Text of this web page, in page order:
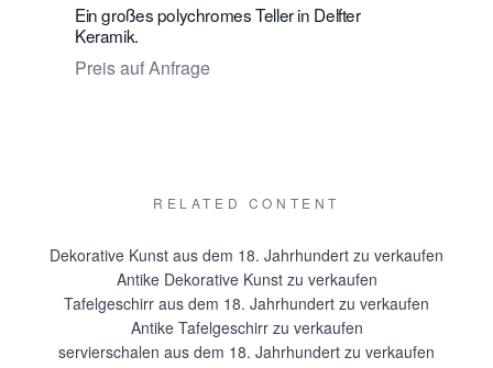
Ein großes polychromes Teller in Delfter
Keramik.
Preis auf Anfrage
RELATED CONTENT
Dekorative Kunst aus dem 18. Jahrhundert zu verkaufen
Antike Dekorative Kunst zu verkaufen
Tafelgeschirr aus dem 18. Jahrhundert zu verkaufen
Antike Tafelgeschirr zu verkaufen
servierschalen aus dem 18. Jahrhundert zu verkaufen